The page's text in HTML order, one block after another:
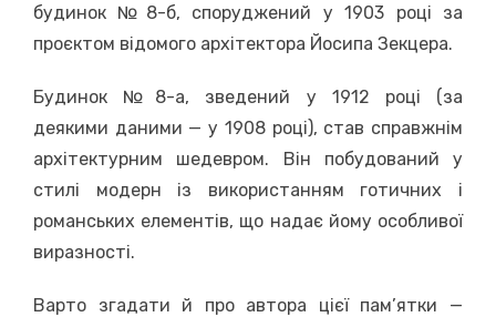
будинок №8-б, споруджений у 1903 році за
проєктом відомого архітектора Йосипа Зекцера.
Будинок №8-а, зведений у 1912 році (за
деякими даними — у 1908 році), став справжнім
архітектурним шедевром. Він побудований у
стилі модерн із використанням готичних і
романських елементів, що надає йому особливої
виразності.
Варто згадати й про автора цієї пам’ятки —